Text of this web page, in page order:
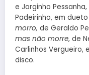
e Jorginho Pessanha,
Padeirinho, em
morro, de Geraldo
mas não morre, de
Carlinhos Vergueiro,
disco.